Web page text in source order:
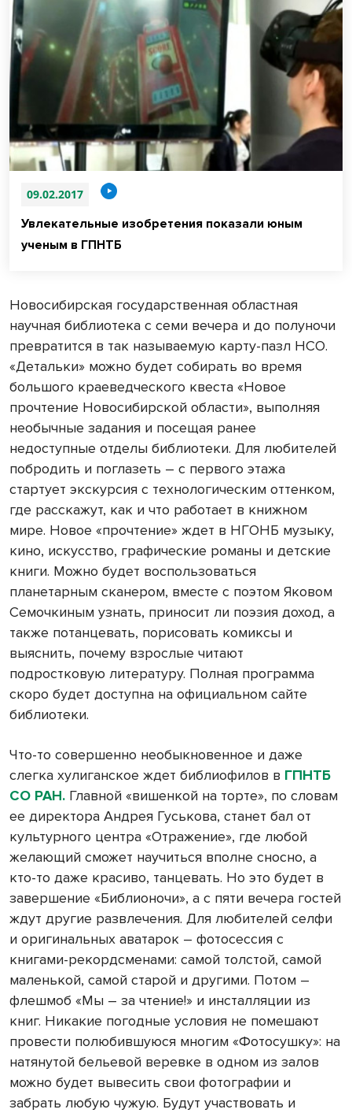
09.02.2017
Увлекательные изобретения показали юным
ученым в ГПНТБ
Новосибирская государственная областная
научная библиотека с семи вечера и до полуночи
превратится в так называемую карту-пазл НСО.
«Детальки» можно будет собирать во время
большого краеведческого квеста «Новое
прочтение Новосибирской области», выполняя
необычные задания и посещая ранее
недоступные отделы библиотеки. Для любителей
побродить и поглазеть – с первого этажа
стартует экскурсия с технологическим оттенком,
где расскажут, как и что работает в книжном
мире. Новое «прочтение» ждет в НГОНБ музыку,
кино, искусство, графические романы и детские
книги. Можно будет воспользоваться
планетарным сканером, вместе с поэтом Яковом
Семочкиным узнать, приносит ли поэзия доход, а
также потанцевать, порисовать комиксы и
выяснить, почему взрослые читают
подростковую литературу. Полная программа
скоро будет доступна на официальном сайте
библиотеки.
Что-то совершенно необыкновенное и даже
слегка хулиганское ждет библиофилов в ГПНТБ
СО РАН. Главной «вишенкой на торте», по словам
ее директора Андрея Гуськова, станет бал от
культурного центра «Отражение», где любой
желающий сможет научиться вполне сносно, а
кто-то даже красиво, танцевать. Но это будет в
завершение «Библионочи», а с пяти вечера гостей
ждут другие развлечения. Для любителей селфи
и оригинальных аватарок – фотосессия с
книгами-рекордсменами: самой толстой, самой
маленькой, самой старой и другими. Потом –
флешмоб «Мы – за чтение!» и инсталляции из
книг. Никакие погодные условия не помешают
провести полюбившуюся многим «Фотосушку»: на
натянутой бельевой веревке в одном из залов
можно будет вывесить свои фотографии и
забрать любую чужую. Будут участвовать и